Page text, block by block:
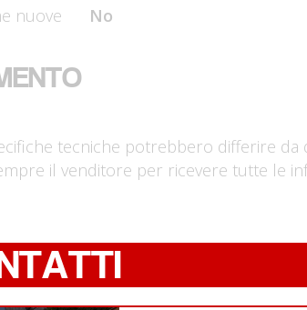
nuove
No
tecniche potrebbero differire da
il venditore per ricevere tutte le